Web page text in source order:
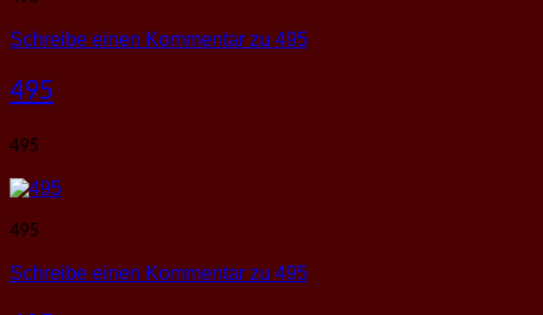
Schreibe einen Kommentar zu 495
495
495
495
Schreibe einen Kommentar zu 495